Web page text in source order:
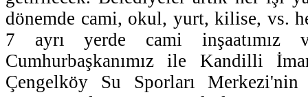
dönemde cami, okul, yurt, kilise, vs.
7 ayrı yerde cami inşaatımız
Cumhurbaşkanımız ile Kandilli
Çengelköy Su Sporları Merkezi'nin